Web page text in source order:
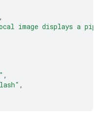
,
image displays a
,
,